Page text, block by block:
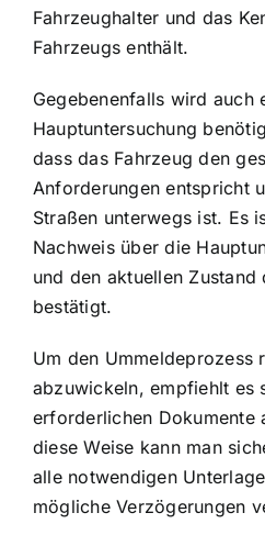
Fahrzeughalter und das
Fahrzeugs enthält.
Gegebenenfalls wird auch
Hauptuntersuchung
dass das Fahrzeug den
Anforderungen entspricht
Straßen unterwegs ist. Es
Nachweis über die
und den aktuellen Zustand
bestätigt.
Um den Ummeldeprozess
abzuwickeln, empfiehlt es
erforderlichen Dokumente
diese Weise kann man
alle notwendigen
mögliche Verzögerungen